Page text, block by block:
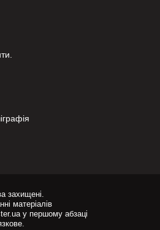
захищені.
матеріалів
у першому абзаці